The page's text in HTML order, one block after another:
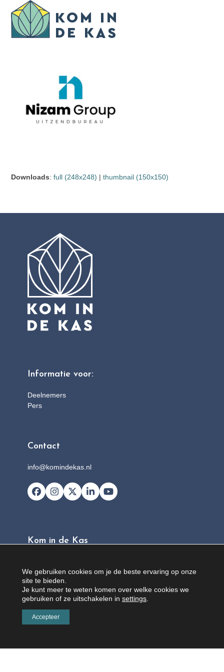
content
Open
mobile
menu
Close
mobile
menu
Downloads:full (248x248) |thumbnail (150x150)
Informatie voor:
Deelnemers
Pers
Contact
info@komindekas.nl
Facebook
Instagram
X LinkedInYouTube
Kom in de Kas
Over Kom in de Kas
FAQ
Nieuws
Contact
We gebruiken cookies om je de beste ervaring op onze
site te bieden.
Je kunt meer te weten komen over welke cookies we
gebruiken of ze uitschakelen in settings
Accepteer